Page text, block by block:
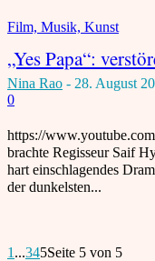
Film, Musik, Kunst
„Yes Papa“:
Nina Rao - 28. August
0
https://www.youtube.com/
brachte Regisseur Saif
hart einschlagendes
der dunkelsten...
1 ...345Seite 5 von 5